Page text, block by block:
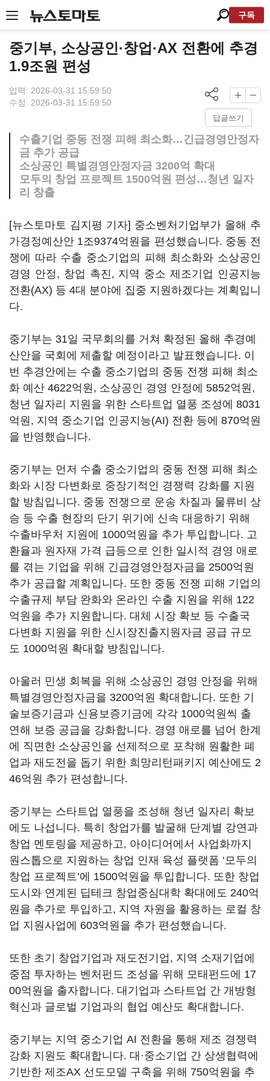
구독
중기부, 소상공인·창업·AX 전환에 추경
1.9조원 편성
입력: 2026-03-31 15:59:50
수정: 2026-03-31 15:59:50
답글쓰기
수출기업 중동 전쟁 피해 최소화…긴급경영안정자
금 추가 공급
소상공인 특별경영안정자금 3200억 확대
모두의 창업 프로젝트 1500억원 편성…청년 일자
리 창출
[뉴스토마토 김지평 기자] 중소벤처기업부가 올해 추
가경정예산안 1조9374억원을 편성했습니다. 중동 전
쟁에 따라 수출 중소기업의 피해 최소화와 소상공인
경영 안정, 창업 촉진, 지역 중소 제조기업 인공지능
전환(AX) 등 4대 분야에 집중 지원하겠다는 계획입니
다.
중기부는 31일 국무회의를 거쳐 확정된 올해 추경예
산안을 국회에 제출할 예정이라고 발표했습니다. 이
번 추경안에는 수출 중소기업의 중동 전쟁 피해 최소
화 예산 4622억원, 소상공인 경영 안정에 5852억원,
청년 일자리 지원을 위한 스타트업 열풍 조성에 8031
억원, 지역 중소기업 인공지능(AI) 전환 등에 870억원
을 반영했습니다.
중기부는 먼저 수출 중소기업의 중동 전쟁 피해 최소
화와 시장 다변화로 중장기적인 경쟁력 강화를 지원
할 방침입니다. 중동 전쟁으로 운송 차질과 물류비 상
승 등 수출 현장의 단기 위기에 신속 대응하기 위해
수출바우처 지원에 1000억원을 추가 투입합니다. 고
환율과 원자재 가격 급등으로 인한 일시적 경영 애로
를 겪는 기업을 위해 긴급경영안정자금을 2500억원
추가 공급할 계획입니다. 또한 중동 전쟁 피해 기업의
수출규제 부담 완화와 온라인 수출 지원을 위해 122
억원을 추가 지원합니다. 대체 시장 확보 등 수출국
다변화 지원을 위한 신시장진출지원자금 공급 규모
도 1000억원 확대할 방침입니다.
아울러 민생 회복을 위해 소상공인 경영 안정을 위해
특별경영안정자금을 3200억원 확대합니다. 또한 기
술보증기금과 신용보증기금에 각각 1000억원씩 출
연해 보증 공급을 강화합니다. 경영 애로를 넘어 한계
에 직면한 소상공인을 선제적으로 포착해 원활한 폐
업과 재도전을 돕기 위한 희망리턴패키지 예산에도 2
46억원 추가 편성합니다.
중기부는 스타트업 열풍을 조성해 청년 일자리 확보
에도 나섭니다. 특히 창업가를 발굴해 단계별 강연과
창업 멘토링을 제공하고, 아이디어에서 사업화까지
원스톱으로 지원하는 창업 인재 육성 플랫폼 ‘모두의
창업 프로젝트’에 1500억원을 투입합니다. 또한 창업
도시와 연계된 딥테크 창업중심대학 확대에도 240억
원을 추가로 투입하고, 지역 자원을 활용하는 로컬 창
업 지원사업에 603억원을 추가 편성했습니다.
또한 초기 창업기업과 재도전기업, 지역 소재기업에
중점 투자하는 벤처펀드 조성을 위해 모태펀드에 17
00억원을 출자합니다. 대기업과 스타트업 간 개방형
혁신과 글로벌 기업과의 협업 예산도 확대합니다.
중기부는 지역 중소기업 AI 전환을 통해 제조 경쟁력
강화 지원도 확대합니다. 대·중소기업 간 상생협력에
기반한 제조AX 선도모델 구축을 위해 750억원을 추